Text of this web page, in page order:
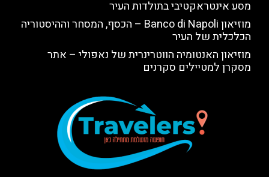
מסע אינטראקטיבי בתולדות העיר
מוזיאון Banco di Napoli – הכסף, המסחר וההיסטוריה
הכלכלית של העיר
מוזיאון האנטומיה הווטרינרית של נאפולי – אתר
מסקרן למטיילים סקרנים